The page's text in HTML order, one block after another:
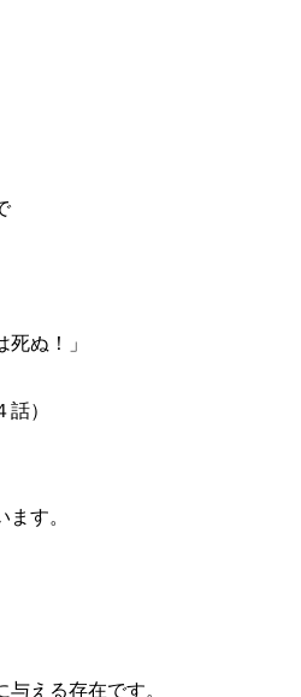
ぬ！」
）
す。
える存在です。